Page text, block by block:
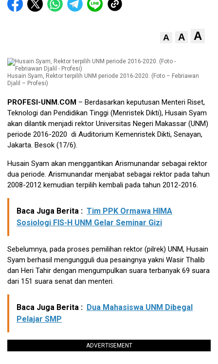
A A A
Husain Syam, Rektor terpilih UNM periode 2016-2020. (Foto – Febriawan
Djalil – Profesi)
PROFESI-UNM.COM – Berdasarkan keputusan Menteri Riset,
Teknologi dan Pendidikan Tinggi (Menristek Dikti), Husain Syam
akan dilantik menjadi rektor Universitas Negeri Makassar (UNM)
periode 2016-2020 di Auditorium Kemenristek Dikti, Senayan,
Jakarta. Besok (17/6).
Husain Syam akan menggantikan Arismunandar sebagai rektor
dua periode. Arismunandar menjabat sebagai rektor pada tahun
2008-2012 kemudian terpilih kembali pada tahun 2012-2016.
Baca Juga Berita : Tim PPK Ormawa HIMA
Sosiologi FIS-H UNM Gelar Seminar Gizi
Sebelumnya, pada proses pemilihan rektor (pilrek) UNM, Husain
Syam berhasil mengungguli dua pesaingnya yakni Wasir Thalib
dan Heri Tahir dengan mengumpulkan suara terbanyak 69 suara
dari 151 suara senat dan menteri.
Baca Juga Berita : Dua Mahasiswa UNM Dibegal
Pelajar SMP
ADVERTISEMENT